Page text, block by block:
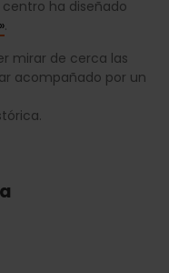
ha diseñado
.
mirar de cerca las
acompañado por un